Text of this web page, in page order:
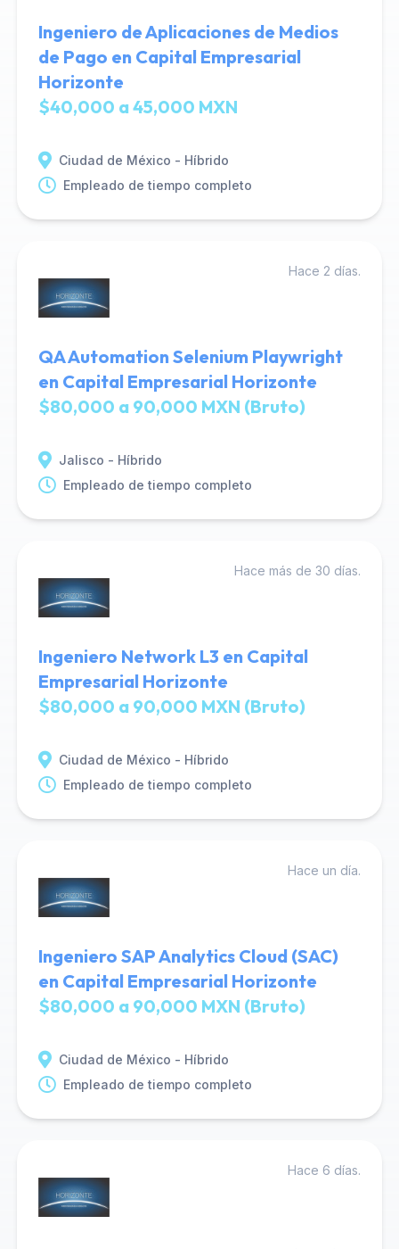
Ingeniero de Aplicaciones de Medios
de Pago en Capital Empresarial
Horizonte
$40,000 a 45,000 MXN
Ciudad de México - Híbrido
Empleado de tiempo completo
Hace 2 días.
QA Automation Selenium Playwright
en Capital Empresarial Horizonte
$80,000 a 90,000 MXN (Bruto)
Jalisco - Híbrido
Empleado de tiempo completo
Hace más de 30 días.
Ingeniero Network L3 en Capital
Empresarial Horizonte
$80,000 a 90,000 MXN (Bruto)
Ciudad de México - Híbrido
Empleado de tiempo completo
Hace un día.
Ingeniero SAP Analytics Cloud (SAC)
en Capital Empresarial Horizonte
$80,000 a 90,000 MXN (Bruto)
Ciudad de México - Híbrido
Empleado de tiempo completo
Hace 6 días.